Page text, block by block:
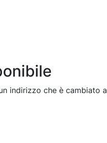
indirizzo che è cambiato a